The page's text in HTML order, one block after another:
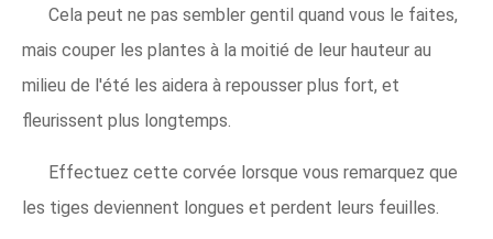
Cela peut ne pas sembler gentil quand vous le faites,
mais couper les plantes à la moitié de leur hauteur au
milieu de l'été les aidera à repousser plus fort, et
fleurissent plus longtemps.
Effectuez cette corvée lorsque vous remarquez que
les tiges deviennent longues et perdent leurs feuilles.